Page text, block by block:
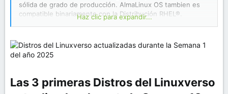
sólida de grado de producción. AlmaLinux OS tambien es
compatible binariamente con la Distribución RHEL®.
Adicionalmente, para su gestión y desarrollo existe la
organización sin fines de lucro para administrar la
propiedad y la gobernanza del proyecto.Sobre AlmaLinux
OS
Haz clic para expandir...
Las 3 primeras Distros del Linuxverso